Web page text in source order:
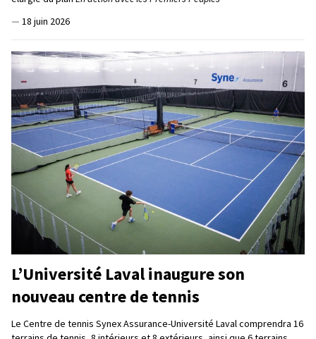
— 18 juin 2026
L’Université Laval inaugure son
nouveau centre de tennis
Le Centre de tennis Synex Assurance-Université Laval comprendra 16